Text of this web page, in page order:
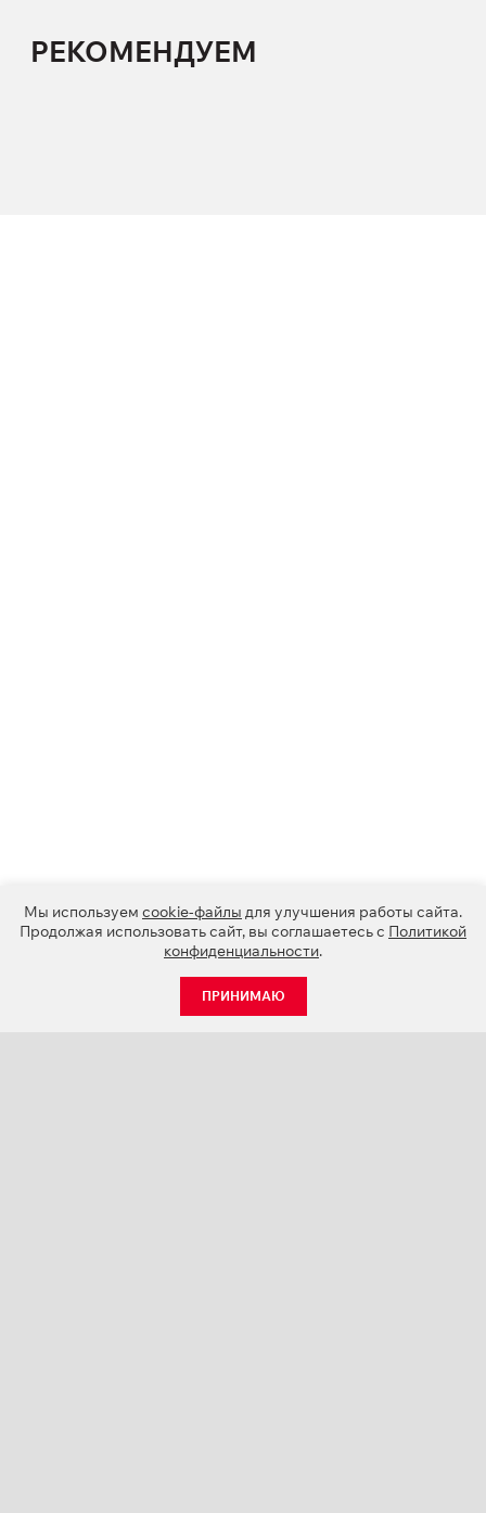
РЕКОМЕНДУЕМ
Мы используем cookie-файлы для улучшения работы сайта.
Продолжая использовать сайт, вы соглашаетесь с Политикой
конфиденциальности.
ПРИНИМАЮ